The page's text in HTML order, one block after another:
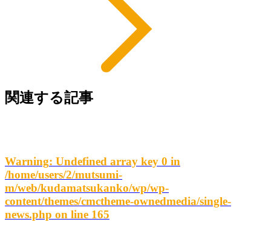
関連する記事
Warning: Undefined array key 0 in
/home/users/2/mutsumi-
m/web/kudamatsukanko/wp/wp-
content/themes/cmctheme-ownedmedia/single-
news.php on line 165